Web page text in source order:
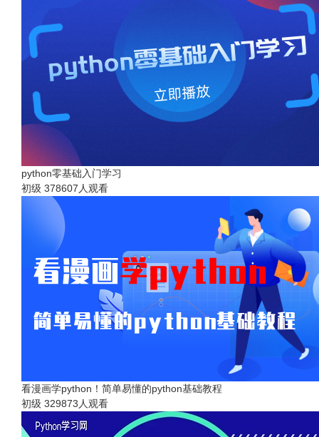
python零基础入门学习
初级 378607人观看
看漫画学python！简单易懂的python基础教程
初级 329873人观看